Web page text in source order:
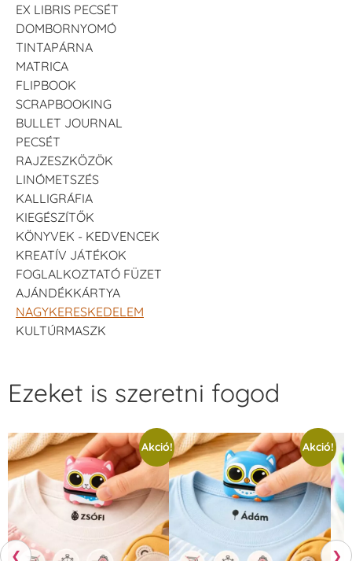
EX LIBRIS PECSÉT
DOMBORNYOMÓ
TINTAPÁRNA
MATRICA
FLIPBOOK
SCRAPBOOKING
BULLET JOURNAL
PECSÉT
RAJZESZKÖZÖK
LINÓMETSZÉS
KALLIGRÁFIA
KIEGÉSZÍTŐK
KÖNYVEK - KEDVENCEK
KREATÍV JÁTÉKOK
FOGLALKOZTATÓ FÜZET
AJÁNDÉKKÁRTYA
NAGYKERESKEDELEM
KULTÚRMASZK
❮
Ezeket is szeretni fogod
Akció! Akció!
❯